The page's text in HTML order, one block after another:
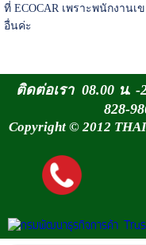
ที่ ECOCAR เพราะพนักงาน
อื่นค่ะ
ติดต่อเรา 08.00 น. -
828-
Copyright © 2012